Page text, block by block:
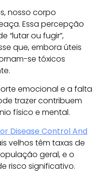
nosso corpo
Essa percepção
“lutar ou fugir”,
que, embora úteis
se tóxicos
emocional e a falta
trazer contribuem
físico e mental.
Disease Control And
velhos têm taxas de
geral, e o
risco significativo.